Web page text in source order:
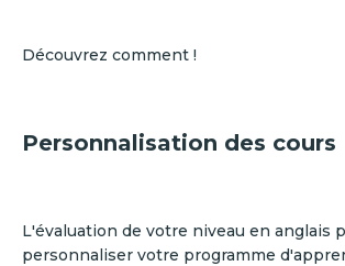
Découvrez comment !
Personnalisation des cours
L'évaluation de votre niveau en anglais
personnaliser votre programme